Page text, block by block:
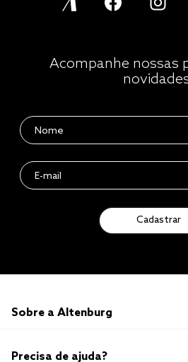
Acompanhe nossas
Cadastrar
Sobre a Altenburg
Institucional
Precisa de ajuda?